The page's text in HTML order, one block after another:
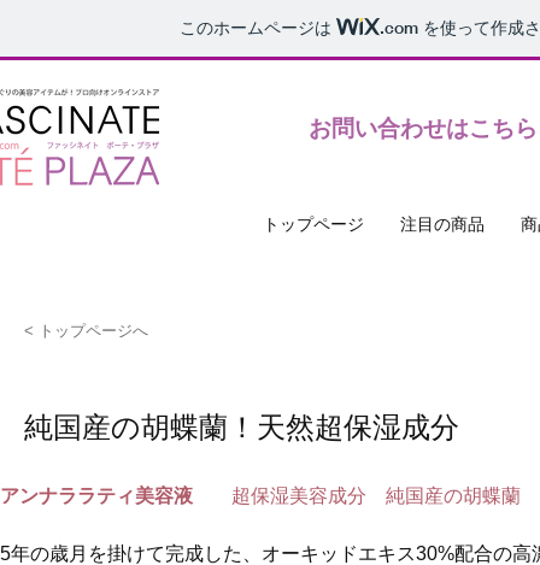
このホームページは .comを使って作成
​お問い合わせはこちら
トップページ 注目の商品
< トップページへ
純国産の胡蝶蘭！天然超保湿成分
アンナララティ美容液 超保湿美容成分　純国産の胡蝶蘭
5年の歳月を掛けて完成した、オーキッドエキス30%配合の